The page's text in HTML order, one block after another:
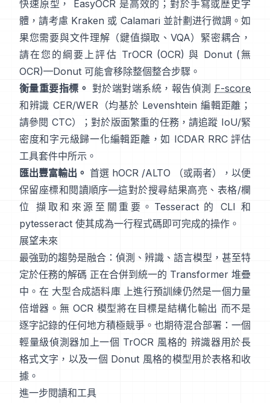
快速原型， EasyOCR 是高效的；對於手寫或歷史字
體，請考慮 Kraken 或 Calamari 並計劃进行微調。如
果您需要與文件理解（鍵值擷取、VQA）緊密耦合，
請在您的綱要上評估 TrOCR (OCR) 與 Donut (無
OCR)—Donut 可能會移除整個整合步驟。
衡量重要指標。 對於端對端系統，報告偵測 F-score
和辨識 CER/WER（均基於 Levenshtein 編輯距離；
請參閱 CTC）；對於版面繁重的任務，請追蹤 IoU/緊
密度和字元級歸一化編輯距離，如 ICDAR RRC 評估
工具套件中所示。
匯出豐富輸出。 首選 hOCR /ALTO
（或兩者），以便
保留座標和閱讀順序—這對於搜尋結果高亮、表格/欄
位 擷取和來源至關重要。Tesseract 的 CLI 和
pytesseract 使其成為一行程式碼即可完成的操作。
展望未來
最強勁的趨勢是融合：偵測、辨識、語言模型，甚至特
定於任務的解碼 正在合併到統一的 Transformer 堆疊
中。在 大型合成語料庫 上進行預訓練仍然是一個力量
倍增器。無 OCR 模型將在目標是結構化輸出 而不是
逐字記錄的任何地方積極競爭。也期待混合部署：一個
輕量級偵測器加上一個 TrOCR 風格的 辨識器用於長
格式文字，以及一個 Donut 風格的模型用於表格和收
據。
進一步閱讀和工具